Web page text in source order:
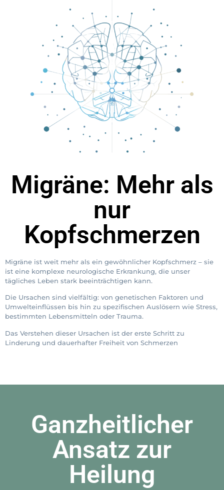
Migräne: Mehr als
nur
Kopfschmerzen
Migräne ist weit mehr als ein gewöhnlicher Kopfschmerz – sie
ist eine komplexe neurologische Erkrankung, die unser
tägliches Leben stark beeinträchtigen kann.
Die Ursachen sind vielfältig: von genetischen Faktoren und
Umwelteinflüssen bis hin zu spezifischen Auslösern wie Stress,
bestimmten Lebensmitteln oder Trauma.
Das Verstehen dieser Ursachen ist der erste Schritt zu
Linderung und dauerhafter Freiheit von Schmerzen
Ganzheitlicher
Ansatz zur
Heilung